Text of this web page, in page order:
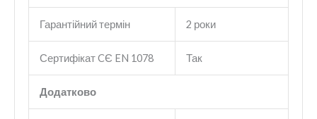
Гарантійний термін 2 роки
Сертифікат CЄ EN 1078 Так
Додатково